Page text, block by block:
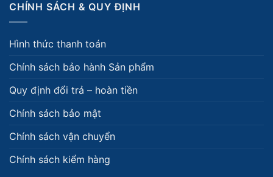
CHÍNH SÁCH & QUY ĐỊNH
Hình thức thanh toán
Chính sách bảo hành Sản phẩm
Quy định đổi trả – hoàn tiền
Chính sách bảo mật
Chính sách vận chuyển
Chính sách kiểm hàng